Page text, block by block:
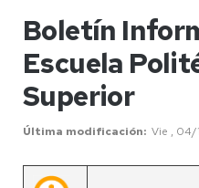
Boletín
Escuela
Superior
Última modificación Vie , 04/